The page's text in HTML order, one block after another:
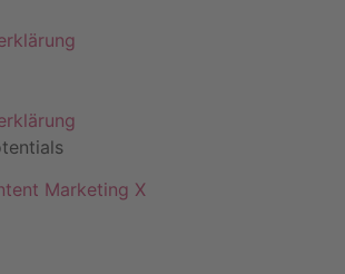
Marketing X